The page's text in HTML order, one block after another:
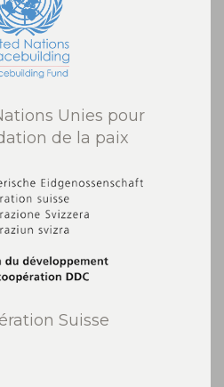
Unies pour
de la paix
Suisse